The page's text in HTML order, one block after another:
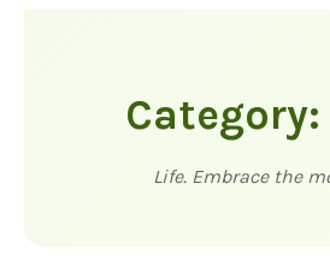
Category:
Life. Embrace the